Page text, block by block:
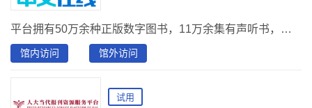
平台拥有50万余种正版数字图书，11万余集有声听书，千余种电子期刊。
馆内访问 馆外访问
试用